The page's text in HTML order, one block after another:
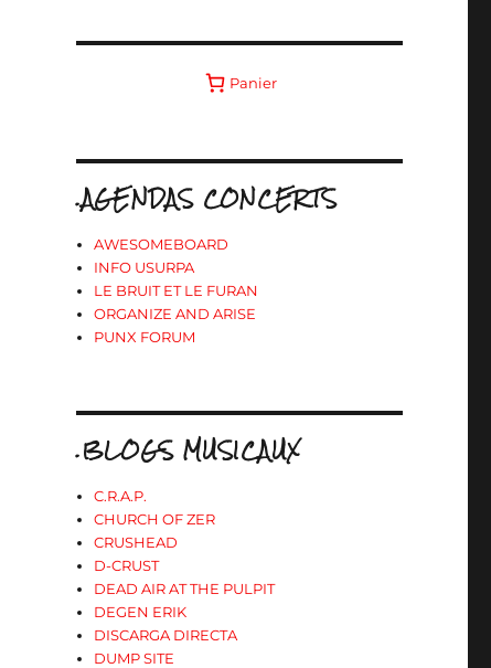
Panier
.AGENDAS CONCERTS
AWESOMEBOARD
INFO USURPA
LE BRUIT ET LE FURAN
ORGANIZE AND ARISE
PUNX FORUM
.BLOGS MUSICAUX
C.R.A.P.
CHURCH OF ZER
CRUSHEAD
D-CRUST
DEAD AIR AT THE PULPIT
DEGEN ERIK
DISCARGA DIRECTA
DUMP SITE